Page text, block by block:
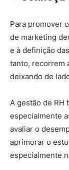
Para promover
de marketing
e à definição
tanto, recorrem
deixando de
A gestão de RH
especialmente
avaliar o
aprimorar o
especialmente